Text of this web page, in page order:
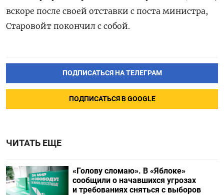
вскоре после своей отставки с поста министра,
Старовойт покончил с собой.
ПОДПИСАТЬСЯ НА ТЕЛЕГРАМ
ПОДПИСАТЬСЯ В GOOGLE
ЧИТАТЬ ЕЩЕ
«Голову сломаю». В «Яблоке»
сообщили о начавшихся угрозах
и требованиях сняться с выборов